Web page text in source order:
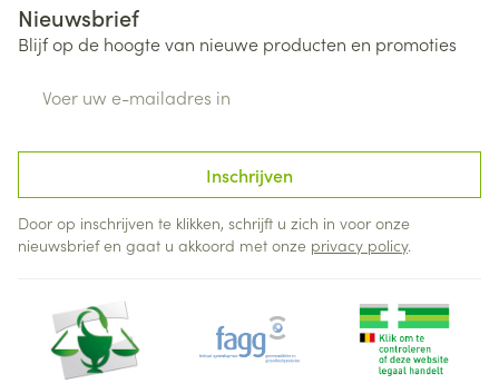
Nieuwsbrief
Blijf op de hoogte van nieuwe producten en promoties
Inschrijven
Door op inschrijven te klikken, schrijft u zich in voor onze
nieuwsbrief en gaat u akkoord met onze privacy policy.